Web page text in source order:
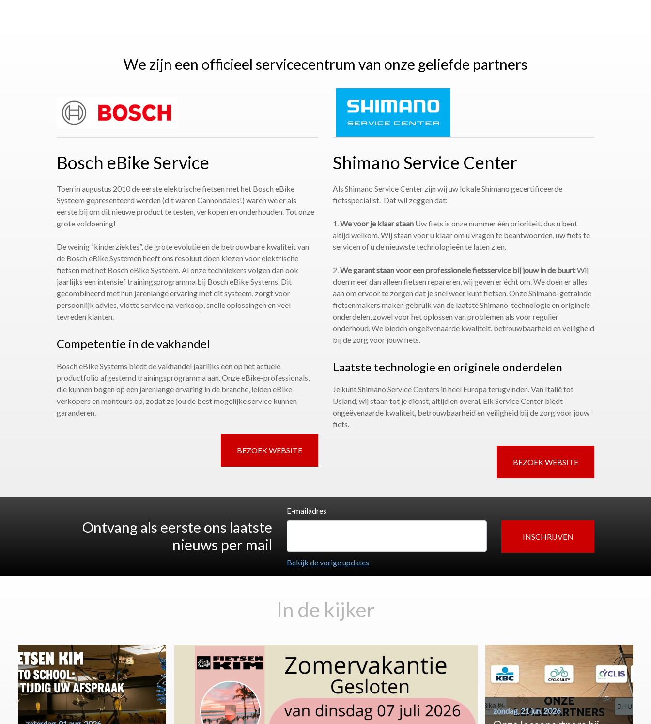
We zijn een officieel servicecentrum van onze geliefde partners
Bosch eBike Service
Toen in augustus 2010 de eerste elektrische fietsen met het Bosch eBike
Systeem gepresenteerd werden (dit waren Cannondales!) waren we er als
eerste bij om dit nieuwe product te testen, verkopen en onderhouden. Tot onze
grote voldoening!
De weinig “kinderziektes”, de grote evolutie en de betrouwbare kwaliteit van
de Bosch eBike Systemen heeft ons resoluut doen kiezen voor elektrische
fietsen met het Bosch eBike Systeem. Al onze techniekers volgen dan ook
jaarlijks een intensief trainingsprogramma bij Bosch eBike Systems. Dit
gecombineerd met hun jarenlange ervaring met dit systeem, zorgt voor
persoonlijk advies, vlotte service na verkoop, snelle oplossingen en veel
tevreden klanten.
Competentie in de vakhandel
Bosch eBike Systems biedt de vakhandel jaarlijks een op het actuele
productfolio afgestemd trainingsprogramma aan. Onze eBike-professionals,
die kunnen bogen op een jarenlange ervaring in de branche, leiden eBike-
verkopers en monteurs op, zodat ze jou de best mogelijke service kunnen
garanderen.
BEZOEK WEBSITE
Shimano Service Center
Als Shimano Service Center zijn wij uw lokale Shimano gecertificeerde
fietsspecialist. Dat wil zeggen dat:
1. We voor je klaar staan Uw fiets is onze nummer één prioriteit, dus u bent
altijd welkom. Wij staan voor u klaar om u vragen te beantwoorden, uw fiets te
servicen of u de nieuwste technologieën te laten zien.
2. We garant staan voor een professionele fietsservice bij jouw in de buurtWij
doen meer dan alleen fietsen repareren, wij geven er écht om. We doen er alles
aan om ervoor te zorgen dat je snel weer kunt fietsen. Onze Shimano-getrainde
fietsenmakers maken gebruik van de laatste Shimano-technologie en originele
onderdelen, zowel voor het oplossen van problemen als voor regulier
onderhoud. We bieden ongeëvenaarde kwaliteit, betrouwbaarheid en veiligheid
bij de zorg voor jouw fiets.
Laatste technologie en originele onderdelen
Je kunt Shimano Service Centers in heel Europa terugvinden. Van Italië tot
IJsland, wij staan tot je dienst, altijd en overal. Elk Service Center biedt
ongeëvenaarde kwaliteit, betrouwbaarheid en veiligheid bij de zorg voor jouw
fiets.
BEZOEK WEBSITE
Ontvang als eerste ons laatste
nieuws per mail
E-mailadres
Bekijk de vorige updates
In de kijker
zondag, 21 jun. 2026